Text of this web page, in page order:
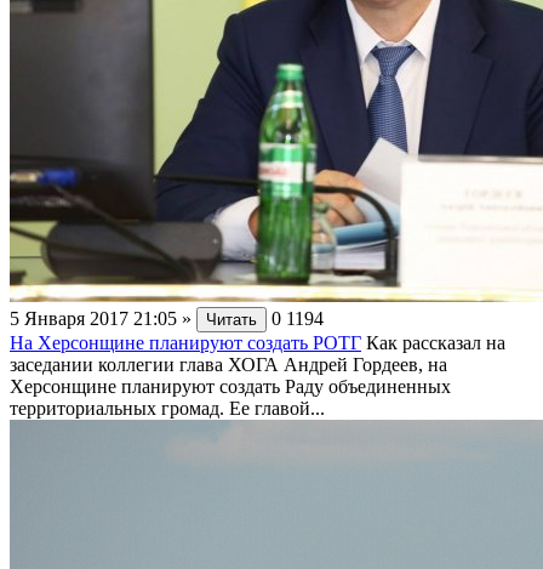
5 Января 2017 21:05 » Читать 0 1194
На Херсонщине планируют создать РОТГ Как рассказал на
заседании коллегии глава ХОГА Андрей Гордеев, на
Херсонщине планируют создать Раду объединенных
территориальных громад. Ее главой...